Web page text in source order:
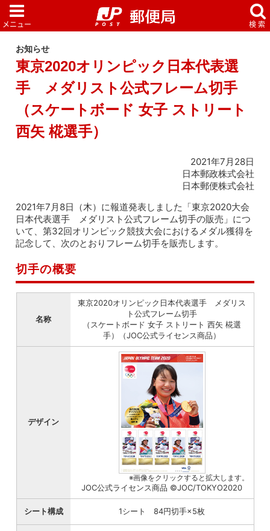
お知らせ
東京2020オリンピック日本代表選
手 メダリスト公式フレーム切手
（スケートボード 女子 ストリート
西矢 椛選手）
2021年7月28日
日本郵政株式会社
日本郵便株式会社
2021年7月8日（木）に報道発表しました「東京2020大会
日本代表選手 メダリスト公式フレーム切手の販売」につ
いて、第32回オリンピック競技大会におけるメダル獲得を
記念して、次のとおりフレーム切手を販売します。
切手の概要
名称
東京2020オリンピック日本代表選手 メダリス
ト公式フレーム切手
（スケートボード 女子 ストリート 西矢 椛選
手）（JOC公式ライセンス商品）
デザイン
※画像をクリックすると拡大します。
JOC公式ライセンス商品 ©JOC/TOKYO2020
シート構成 1シート 84円切手×5枚